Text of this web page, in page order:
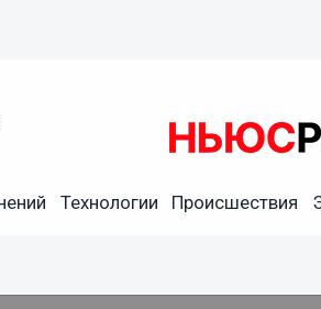
Технологии Происшествия
форум «Перспективы